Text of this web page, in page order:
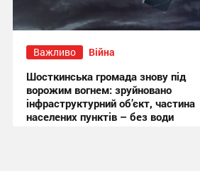
Важливо Війна
Шосткинська громада знову під
ворожим вогнем: зруйновано
інфраструктурний об’єкт, частина
населених пунктів – без води